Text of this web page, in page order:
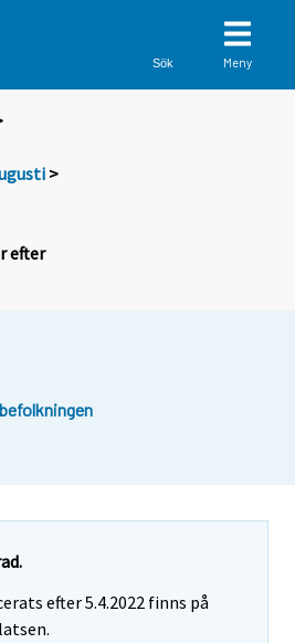
Sök Meny
>
efter
efter 5.4.2022 finns på